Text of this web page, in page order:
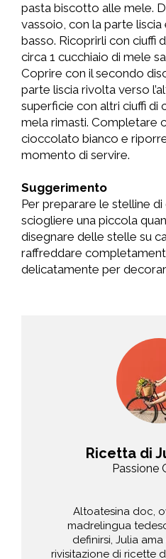
pasta biscotto alle mele.
vassoio, con la parte
basso. Ricoprirli con ciuffi
circa 1 cucchiaio di mele
Coprire con il secondo
parte liscia rivolta verso
superficie con altri ciuffi di
mela rimasti. Completare
cioccolato bianco e
momento di servire.
Suggerimento
Per preparare le stelline
sciogliere una piccola
disegnare delle stelle su
raffreddare
delicatamente per
Ricetta di
Passione
Altoatesina doc,
madrelingua
definirsi, Julia
rivisitazione di ricette